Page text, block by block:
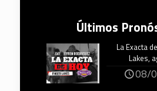
Últimos
La Exacta
Lakes,
08/